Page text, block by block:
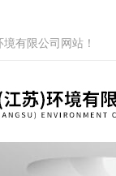
有限公司网站！